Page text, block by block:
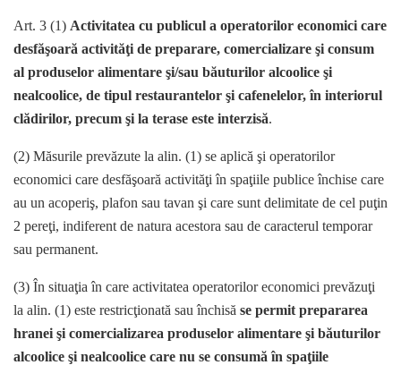
Art. 3 (1) Activitatea cu publicul a operatorilor economici care
desfăşoară activităţi de preparare, comercializare şi consum
al produselor alimentare şi/sau băuturilor alcoolice şi
nealcoolice, de tipul restaurantelor şi cafenelelor, în interiorul
clădirilor, precum şi la terase este interzisă.
(2) Măsurile prevăzute la alin. (1) se aplică şi operatorilor
economici care desfăşoară activităţi în spaţiile publice închise care
au un acoperiş, plafon sau tavan şi care sunt delimitate de cel puţin
2 pereţi, indiferent de natura acestora sau de caracterul temporar
sau permanent.
(3) În situaţia în care activitatea operatorilor economici prevăzuţi
la alin. (1) este restricţionată sau închisă se permit prepararea
hranei şi comercializarea produselor alimentare şi băuturilor
alcoolice şi nealcoolice care nu se consumă în spaţiile